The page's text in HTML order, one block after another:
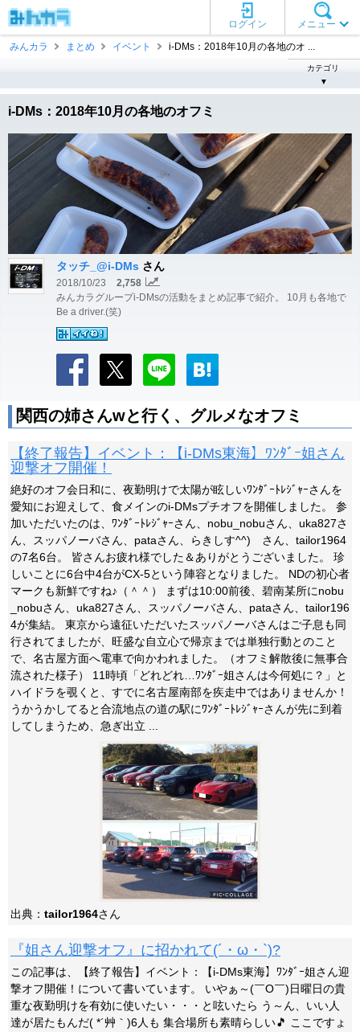
メニュー
ログイン
みんカラ
まとめ イベント i-DMs：2018年10月の各地のオ ...
カテゴリ
▼
i-DMs：2018年10月の各地のオフミ
タッチ_@i-DMs さん
2018/10/23
2,758
みんカラグループi-DMsの活動をまとめ記事で紹介。 10月も各地で
Be a driver.(笑)
関西の姉さんwと行く、グルメなオフミ
【終了報告】イベント：【i-DMs東海】ﾜﾝﾀﾞｰ姐さん
迎撃オフ開催！
絶好のオフ会日和に、夜勤明けで太陽が眩しいﾜﾝﾀﾞｰﾄﾚｼﾞｬｰさんを
愛知にお迎えして、食メインのi-DMsプチオフを開催しました。 参
加いただいたのは、ﾜﾝﾀﾞｰﾄﾚｼﾞｬｰさん、nobu_nobuさん、uka827さ
ん、スッパノーバさん、pataさん、らきしす^^)ゞさん、tailor1964
の7名6台。 皆さんお疲れ様でした＆ありがとうございました。 珍
しいことに6台中4台がCX-5という陣容となりました。 NDの初心者
マークも新鮮ですね♪（＾＾） まずは10:00前後、碧南某所にnobu
_nobuさん、uka827さん、スッパノーバさん、pataさん、tailor196
4が集結。 東京から遠征いただいたスッパノーバさんはご子息も同
行されてましたが、旺盛な自立心で帰京までは単独行動とのこと
で、名古屋方面へ電車で向かわれました。（オフミ解散後に無事合
流された様子） 11時頃「どれどれ…ﾜﾝﾀﾞｰ姐さんは今何処に？」と
ハイドラを覗くと、すでに名古屋南部を疾走中ではありませんか！
うかうかしてると合流地点の道の駅にﾜﾝﾀﾞｰﾄﾚｼﾞｬｰさんが先に到着
してしまうため、急ぎ出立 ...
出典： tailor1964さん
『姐さん迎撃オフ』に招かれて(´・ω・`)?
この記事は、【終了報告】イベント：【i-DMs東海】ﾜﾝﾀﾞｰ姐さん迎
撃オフ開催！について書いています。 いやぁ～(￣O￣)日曜日の貴
重な夜勤明けを有効に使いたい・・・と呟いたら う～ん、いい人
達が居たもんだ( *´艸｀)6人も 集合場所も素晴らしい🎵 ここですょ